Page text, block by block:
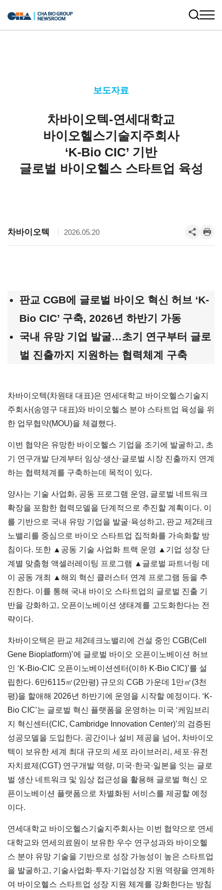
보도자료
차바이오텍-연세대학교
바이오헬스기술지주회사
‘K-Bio CIC’ 기반
글로벌 바이오헬스 스타트업 육성
차바이오텍 2026.05.20
판교 CGB에 글로벌 바이오 혁신 허브 ‘K-
Bio CIC’ 구축, 2026년 하반기
가동
국내 유망 기업 발굴…초기 연구부터 글로
벌 진출까지 지원하는 협력체계 구축
차바이오텍(차원태 대표)은 연세대학교 바이오헬스기술지
주회사(송영구 대표)와 바이오헬스 분야 스타트업 육성을 위
한 업무협약(MOU)을 체결했다.
이번 협약은 유망한 바이오헬스 기업을 조기에 발굴하고, 초
기 연구개발 단계부터 임상·생산·글로벌 시장 진출까지 연계
하는 협력체계를 구축하는데 목적이 있다.
양사는 기술 사업화, 공동 프로그램 운영, 글로벌 네트워크
확장을 포함한 협력모델을 단계적으로 추진할 계획이다. 이
를 기반으로 국내 유망 기업을 발굴·육성하고, 판교 제2테크
노밸리를 중심으로 바이오 스타트업 집적화를 가속화할 방
침이다. 또한 ▲공동 기술 사업화 트랙 운영 ▲기업 성장 단
계별 맞춤형 액셀러레이팅 프로그램 ▲글로벌 파트너링 데
이 공동 개최 ▲해외 혁신 클러스터 연계 프로그램 등을 추
진한다. 이를 통해 국내 바이오 스타트업의 글로벌 진출 기
반을 강화하고, 오픈이노베이션 생태계를 고도화한다는 전
략이다.
차바이오텍은 판교 제2테크노밸리에 건설 중인 CGB(Cell
Gene Bioplatform)’에 글로벌 바이오 오픈이노베이션 허브
인 ‘K-Bio-CIC 오픈이노베이션센터(이하 K-Bio CIC)’를 설
립한다. 6만6115㎡(2만평) 규모의 CGB 가운데 1만㎡(3천
평)을 할애해 2026년 하반기에 운영을 시작할 예정이다. ‘K-
Bio CIC’는 글로벌 혁신 플랫폼을 운영하는 미국 ‘케임브리
지 혁신센터(CIC, Cambridge Innovation Center)’의 검증된
성공모델을 도입한다. 공간이나 설비 제공을 넘어, 차바이오
텍이 보유한 세계 최대 규모의 세포 라이브러리, 세포·유전
자치료제(CGT) 연구개발 역량, 미국·한국·일본을 잇는 글로
벌 생산 네트워크 및 임상 접근성을 활용해 글로벌 혁신 오
픈이노베이션 플랫폼으로 차별화된 서비스를 제공할 예정
이다.
연세대학교 바이오헬스기술지주회사는 이번 협약으로 연세
대학교와 연세의료원이 보유한 우수 연구성과와 바이오헬
스 분야 유망 기술을 기반으로 성장 가능성이 높은 스타트업
을 발굴하고, 기술사업화·투자·기업성장 지원 역량을 연계하
여 바이오헬스 스타트업 성장 지원 체계를 강화한다는 방침